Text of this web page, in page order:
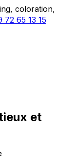
coloration,
72 65 13 15
et